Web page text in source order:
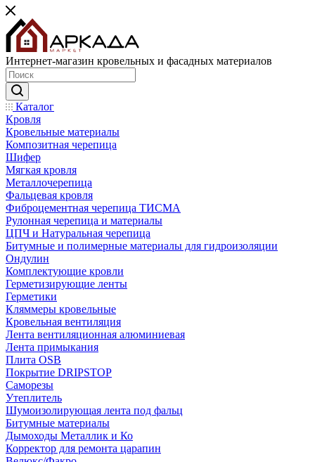
Интернет-магазин кровельных и фасадных материалов
Каталог
Кровля
Кровельные материалы
Композитная черепица
Шифер
Мягкая кровля
Металлочерепица
Фальцевая кровля
Фиброцементная черепица ТИСМА
Рулонная черепица и материалы
ЦПЧ и Натуральная черепица
Битумные и полимерные материалы для гидроизоляции
Ондулин
Комплектующие кровли
Герметизирующие ленты
Герметики
Кляммеры кровельные
Кровельная вентиляция
Лента вентиляционная алюминиевая
Лента примыкания
Плита OSB
Покрытие DRIPSTOP
Саморезы
Утеплитель
Шумоизолирующая лента под фальц
Битумные материалы
Дымоходы Металлик и Ко
Корректор для ремонта царапин